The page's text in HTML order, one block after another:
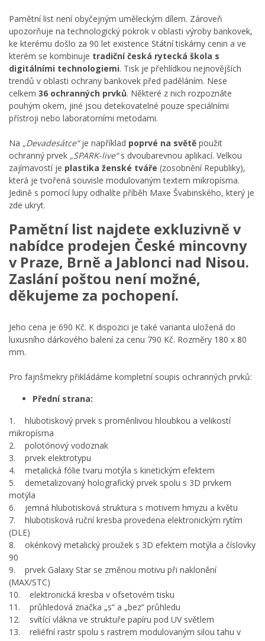
Pamětní list není obyčejným uměleckým dílem. Zároveň
upozorňuje na technologický pokrok v oblasti výroby bankovek,
ke kterému došlo za 90 let existence Státní tiskárny cenin a ve
kterém se kombinuje tradiční česká rytecká škola s
digitálními technologiemi. Tisk je přehlídkou nejnovějších
trendů v oblasti ochrany bankovek před paděláním. Nese
celkem 36 ochranných prvků. Některé z nich rozpoznáte
pouhým okem, jiné jsou detekovatelné pouze speciálními
přístroji nebo laboratorními metodami.
Na „Devadesátce“je například poprvé na světě použit
ochranný prvek „SPARK-live“s dvoubarevnou aplikací. Velkou
zajímavostí je plastika ženské tváře (zosobnění Republiky),
která je tvořená souvisle modulovaným textem mikropísma.
Jedině s pomocí lupy odhalíte příběh Maxe Švabinského, který je
zde ukryt.
Pamětní list najdete exkluzivně v
nabídce prodejen České mincovny
v Praze, Brně a Jablonci nad Nisou.
Zaslání poštou není možné,
děkujeme za pochopení.
Jeho cena je 690 Kč. K dispozici je také varianta uložená do
luxusního dárkového balení za cenu 790 Kč. Rozměry 180 x 80
mm.
Pro fajnšmekry přikládáme kompletní soupis ochranných prvků:
Přední strana:
1. hlubotiskový prvek s proměnlivou hloubkou a velikostí
mikropísma
2. polotónový vodoznak
3. prvek elektrotypu
4. metalická fólie tvaru motýla s kinetickým efektem
5. demetalizovaný holografický prvek spolu s 3D prvkem
motýla
6. jemná hlubotisková struktura s motivem hmyzu a květu
7. hlubotisková ruční kresba provedena elektronickým rytím
(DLE)
8. okénkový metalický proužek s 3D efektem motýla a číslovky
90
9. prvek Galaxy Star se změnou motivu při naklonění
(MAX/STC)
10. elektronická kresba v ofsetovém tisku
11. průhledová značka „s“ a „bez“ průhledu
12. svítící vlákna ve struktuře papíru pod UV světlem
13. reliéfní rastr spolu s rastrem modulovaným silou tahu v